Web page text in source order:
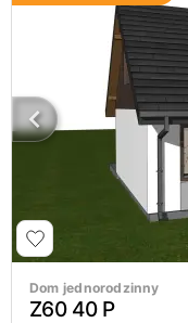
Dom jednorodzinny
Z60 40 P